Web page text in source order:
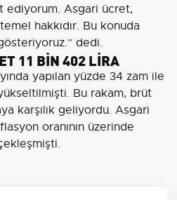
ediyorum. Asgari ücret,
temel hakkıdır. Bu konuda
dedi.
11 BİN 402 LİRA
yapılan yüzde 34 zam ile
Bu rakam, brüt
karşılık geliyordu. Asgari
oranının üzerinde